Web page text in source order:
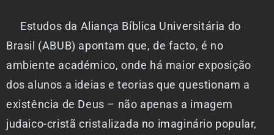
Estudos da Aliança Bíblica Universitária do
Brasil (ABUB) apontam que, de facto, é no
ambiente académico, onde há maior exposição
dos alunos a ideias e teorias que questionam a
existência de Deus – não apenas a imagem
judaico-cristã cristalizada no imaginário popular,